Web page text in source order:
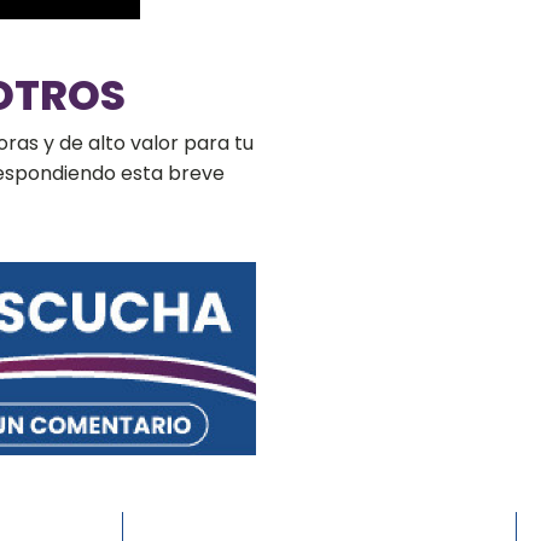
y de alto valor para tu
esta breve